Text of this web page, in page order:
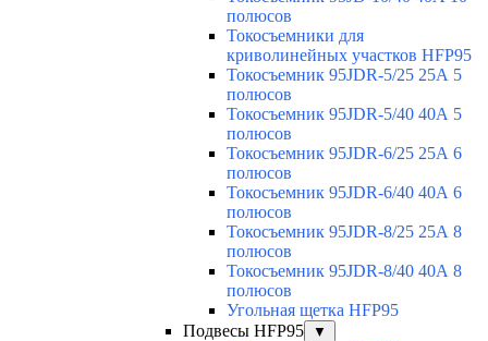
полюсов
Токосъемники для
криволинейных участков HFP95
Токосъемник 95JDR-5/25 25А 5
полюсов
Токосъемник 95JDR-5/40 40А 5
полюсов
Токосъемник 95JDR-6/25 25А 6
полюсов
Токосъемник 95JDR-6/40 40А 6
полюсов
Токосъемник 95JDR-8/25 25А 8
полюсов
Токосъемник 95JDR-8/40 40А 8
полюсов
Угольная щетка HFP95
Подвесы HFP95
▼